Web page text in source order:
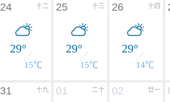
十二
24
29°
15℃
十三
25
29°
15℃
十四
26
29°
14℃
十九
31 二十
01 廿一
02